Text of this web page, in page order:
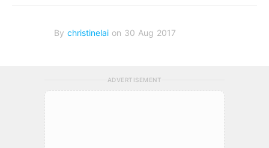
By christinelai on 30 Aug 2017
ADVERTISEMENT